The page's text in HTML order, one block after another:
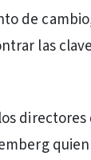
de
las